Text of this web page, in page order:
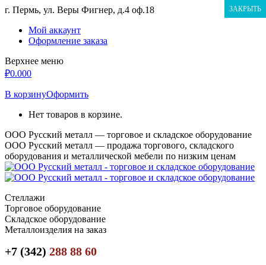
Перейти
содержанию
г. Пермь, ул. Веры Фигнер, д.4 оф.18
Мой аккаунт
Оформление заказа
Верхнее меню
₽0.000
В корзинуОформить
Нет товаров в корзине.
ООО Русский металл — торговое и складское оборудование
ООО Русский металл — продажа торгового, складского
оборудования и металлической мебели по низким ценам
Стеллажи
Торговое оборудование
Складское оборудование
Металлоизделия на заказ
+7 (342) 288 88 60
ЗАКРЫТЬ